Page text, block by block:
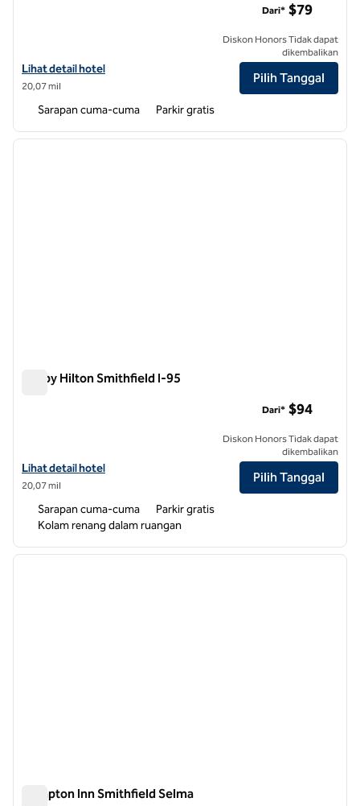
Lihat detail hotel untuk Spark by Hilton Smithfield I-95
Lihat detail hotel
20,07 mil
Dari* $79
Diskon Honors Tidak dapat
dikembalikan
Pilih Tanggal
Sarapan cuma-cuma Parkir gratis
1 dari 12
Tru by Hilton Smithfield I-95
Lihat detail hotel untuk Tru by Hilton Smithfield I-95
Lihat detail hotel
20,07 mil
Dari* $94
Diskon Honors Tidak dapat
dikembalikan
Pilih Tanggal
Sarapan cuma-cuma
Parkir gratis
Kolam renang dalam ruangan
1 dari 12
Hampton Inn Smithfield Selma